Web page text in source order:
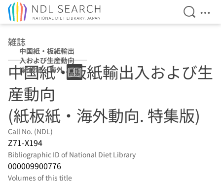
Open
雑誌
中国紙・板紙輸出
入および生産動向
(紙板紙・海外動
向. 特集版)
中国紙・板紙輸出入および生
産動向
(紙板紙・海外動向. 特集版)
Call No. (NDL)
Z71-X194
Bibliographic ID of National Diet Library
000009900776
Volumes of this title